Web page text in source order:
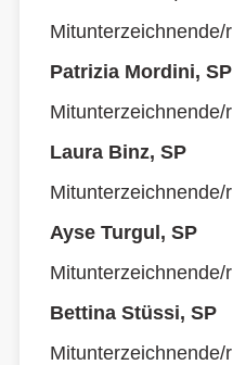
Mitunterzeichnende/r
Patrizia Mordini, SP
Mitunterzeichnende/r
Laura Binz, SP
Mitunterzeichnende/r
Ayse Turgul, SP
Mitunterzeichnende/r
Bettina Stüssi, SP
Mitunterzeichnende/r